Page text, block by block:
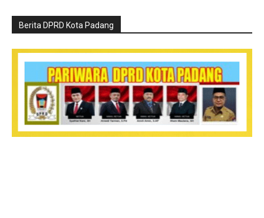
Berita DPRD Kota Padang